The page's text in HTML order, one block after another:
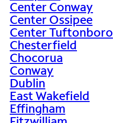
Center Conway
Center Ossipee
Center Tuftonboro
Chesterfield
Chocorua
Conway
Dublin
East Wakefield
Effingham